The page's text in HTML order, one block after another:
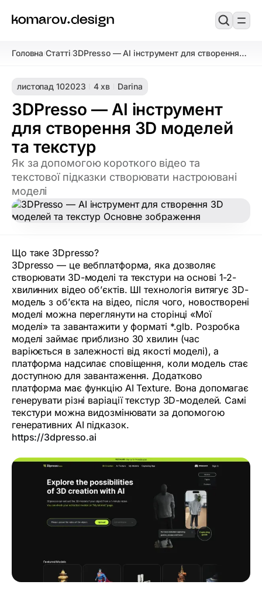
Головна/Статті/3DPresso — AI інструмент для створення
листопад 102023 4 хв Darina
3DPresso — AI інструмент
для створення 3D моделей
та текстур
Як за допомогою короткого відео та
текстової підказки створювати настроювані
моделі
Що таке 3Dpresso?
3Dpresso — це вебплатформа, яка дозволяє
створювати 3D-моделі та текстури на основі 1-2-
хвилинних відео об’єктів. ШІ технологія витягує 3D-
модель з об’єкта на відео, після чого, новостворені
моделі можна переглянути на сторінці «Мої
моделі» та завантажити у форматі *.glb. Розробка
моделі займає приблизно 30 хвилин (час
варіюється в залежності від якості моделі), а
платформа надсилає сповіщення, коли модель стає
доступною для завантаження. Додатково
платформа має функцію AI Texture. Вона допомагає
генерувати різні варіації текстур 3D-моделей. Самі
текстури можна видозмінювати за допомогою
генеративних AI підказок.
https://3dpresso.ai